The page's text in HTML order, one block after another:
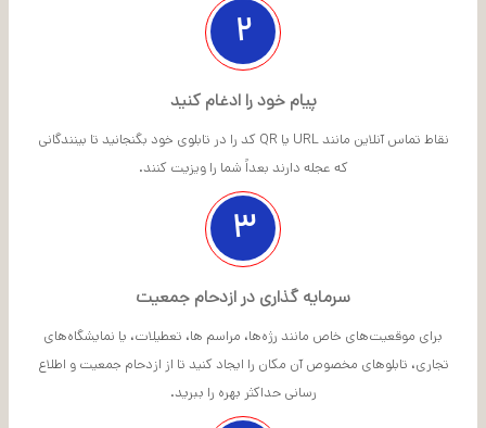
۲
پیام خود را ادغام کنید
نقاط تماس آنلاین مانند URL یا QR کد را در تابلوی خود بگنجانید تا بینندگانی
که عجله دارند بعداً شما را ویزیت کنند.
۳
سرمایه گذاری در ازدحام جمعیت
برای موقعیت‌های خاص مانند رژه‌ها، مراسم ها، تعطیلات، یا نمایشگاه‌های
تجاری، تابلوهای مخصوص آن مکان را ایجاد کنید تا از ازدحام جمعیت و اطلاع
رسانی حداکثر بهره را ببرید.